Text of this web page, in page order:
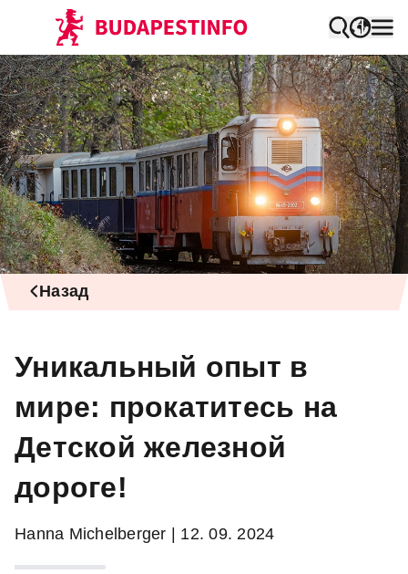
Назад
Уникальный опыт в
мире: прокатитесь на
Детской железной
дороге!
Hanna Michelberger | 12. 09. 2024